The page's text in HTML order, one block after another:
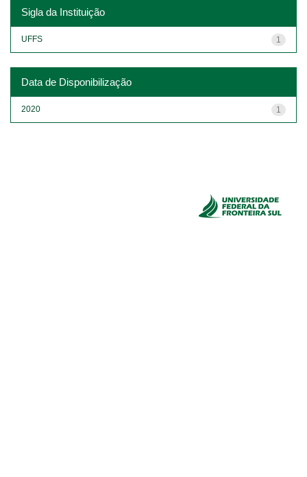
Sigla da Instituição
1
UFFS
Data de Disponibilização
1
2020